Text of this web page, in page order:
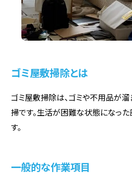
ゴミ屋敷掃除とは
ゴミ屋敷掃除は、ゴミや不用品が
掃です。生活が困難な状態になっ
す。
一般的な作業項目